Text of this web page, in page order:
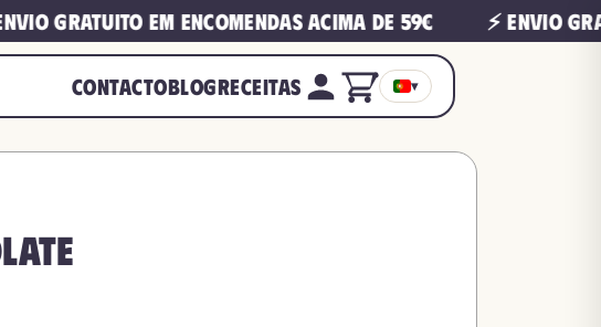
gratuito em encomendas acima de 59€ ⚡ Envio
CONTACTOBLOGRECEITAS ▾